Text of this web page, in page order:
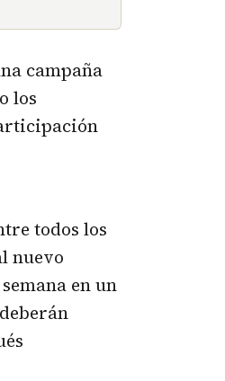
campaña
los
todos los
nuevo
en un